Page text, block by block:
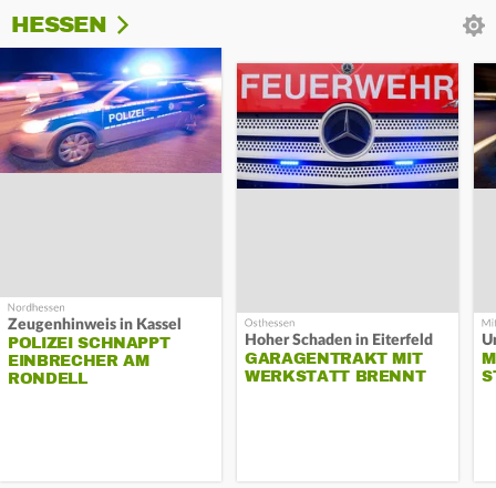
HESSEN
Zeugenhinweis in Kassel
POLIZEI SCHNAPPT
EINBRECHER AM
RONDELL
Hoher Schaden in Eiterfeld
GARAGENTRAKT MIT
WERKSTATT BRENNT